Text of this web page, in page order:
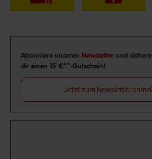
Newsletter Anmeldung
Abonniere unseren Newsletter und sichere
dir einen 15 €**-Gutschein!
Jetzt zum Newsletter